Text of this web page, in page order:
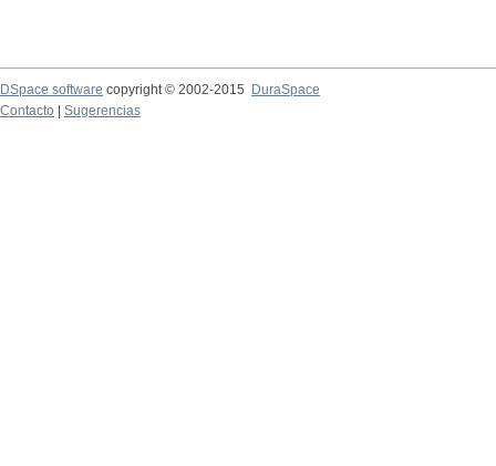
DSpace software copyright © 2002-2015
DuraSpace
Contacto
Sugerencias